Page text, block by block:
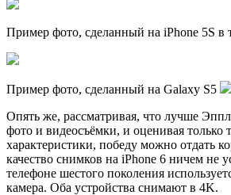
Пример фото, сделанный на iPhone 5S в
Пример фото, сделанный на Galaxy S5
Опять же, рассматривая, что лучше
фото и видеосъёмки, и оценивая только
характеристики, победу можно отдать
качество снимков на iPhone 6 ничем не
телефоне шестого поколения
камера. Оба устройства снимают в 4K.